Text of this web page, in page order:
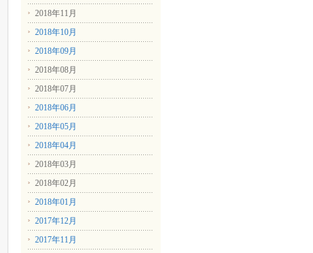
2018年11月
2018年10月
2018年09月
2018年08月
2018年07月
2018年06月
2018年05月
2018年04月
2018年03月
2018年02月
2018年01月
2017年12月
2017年11月